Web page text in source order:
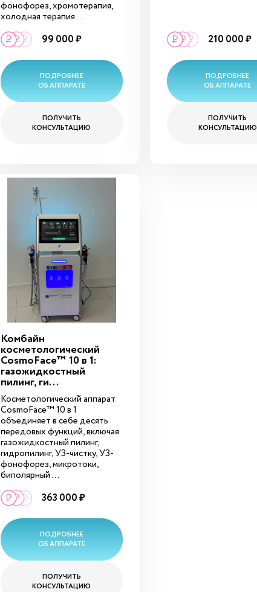
фонофорез, хромотерапия,
холодная терапия ...
99 000 ₽
ПОДРОБНЕЕ
ОБ АППАРАТЕ
ПОЛУЧИТЬ
КОНСУЛЬТАЦИЮ
210 000 ₽
ПОДРОБНЕЕ
ОБ АППАРАТЕ
ПОЛУЧИТЬ
КОНСУЛЬТАЦИЮ
Комбайн
косметологический
CosmoFace™ 10 в 1:
газожидкостный
пилинг, ги...
Косметологический аппарат
CosmoFace™ 10 в 1
объединяет в себе десять
передовых функций, включая
газожидкостный пилинг,
гидропилинг, УЗ-чистку, УЗ-
фонофорез, микротоки,
биполярный ...
363 000 ₽
ПОДРОБНЕЕ
ОБ АППАРАТЕ
ПОЛУЧИТЬ
КОНСУЛЬТАЦИЮ